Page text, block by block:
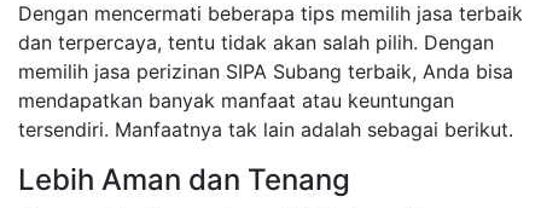
Dengan mencermati beberapa tips memilih jasa terbaik
dan terpercaya, tentu tidak akan salah pilih. Dengan
memilih jasa perizinan SIPA Subang terbaik, Anda bisa
mendapatkan banyak manfaat atau keuntungan
tersendiri. Manfaatnya tak lain adalah sebagai berikut.
Lebih Aman dan Tenang